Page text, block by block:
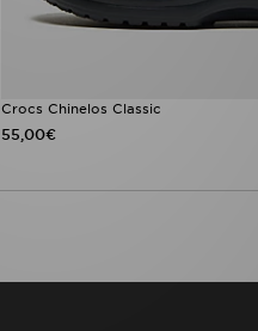
Crocs Chinelos Classic
55,00€